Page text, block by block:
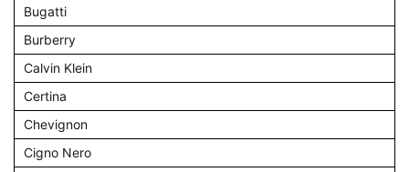
Bugatti
Burberry
Calvin Klein
Certina
Chevignon
Cigno Nero